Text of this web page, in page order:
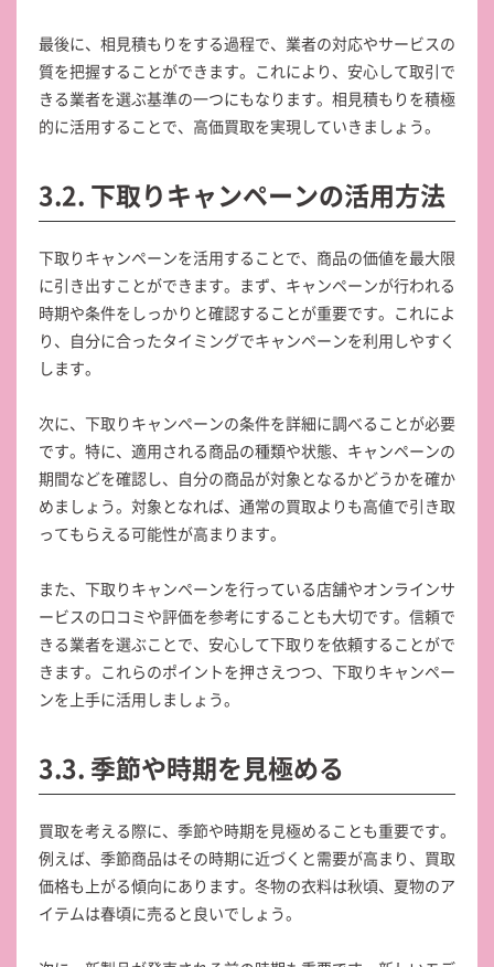
最後に、相見積もりをする過程で、業者の対応やサービスの
質を把握することができます。これにより、安心して取引で
きる業者を選ぶ基準の一つにもなります。相見積もりを積極
的に活用することで、高価買取を実現していきましょう。
3.2. 下取りキャンペーンの活用方法
下取りキャンペーンを活用することで、商品の価値を最大限
に引き出すことができます。まず、キャンペーンが行われる
時期や条件をしっかりと確認することが重要です。これによ
り、自分に合ったタイミングでキャンペーンを利用しやすく
します。
次に、下取りキャンペーンの条件を詳細に調べることが必要
です。特に、適用される商品の種類や状態、キャンペーンの
期間などを確認し、自分の商品が対象となるかどうかを確か
めましょう。対象となれば、通常の買取よりも高値で引き取
ってもらえる可能性が高まります。
また、下取りキャンペーンを行っている店舗やオンラインサ
ービスの口コミや評価を参考にすることも大切です。信頼で
きる業者を選ぶことで、安心して下取りを依頼することがで
きます。これらのポイントを押さえつつ、下取りキャンペー
ンを上手に活用しましょう。
3.3. 季節や時期を見極める
買取を考える際に、季節や時期を見極めることも重要です。
例えば、季節商品はその時期に近づくと需要が高まり、買取
価格も上がる傾向にあります。冬物の衣料は秋頃、夏物のア
イテムは春頃に売ると良いでしょう。